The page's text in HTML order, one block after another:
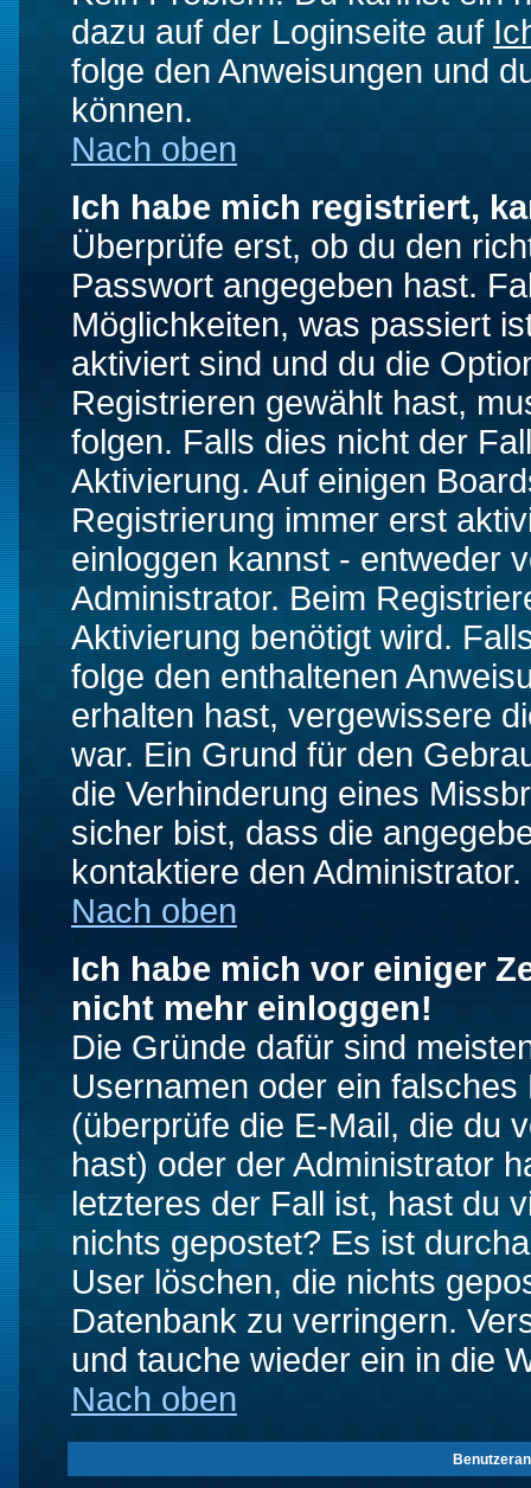
dazu auf der Loginseite auf
folge den Anweisungen und
können.
Nach oben
Ich habe mich registriert,
Überprüfe erst, ob du den
Passwort angegeben hast.
Möglichkeiten, was passiert
aktiviert sind und du die
Registrieren gewählt hast,
folgen. Falls dies nicht der
Aktivierung. Auf einigen
Registrierung immer erst
einloggen kannst - entweder
Administrator. Beim
Aktivierung benötigt wird.
folge den enthaltenen
erhalten hast, vergewissere
war. Ein Grund für den
die Verhinderung eines
sicher bist, dass die
kontaktiere den Administrator.
Nach oben
Ich habe mich vor einiger
nicht mehr einloggen!
Die Gründe dafür sind
Usernamen oder ein
(überprüfe die E-Mail, die du
hast) oder der Administrator
letzteres der Fall ist, hast du
nichts gepostet? Es ist
User löschen, die nichts
Datenbank zu verringern.
und tauche wieder ein in die
Nach oben